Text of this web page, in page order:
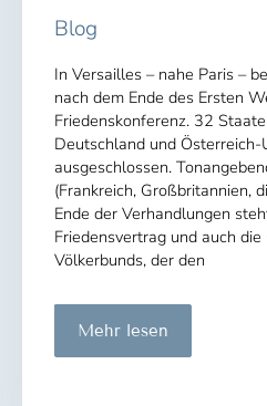
Blog
In Versailles – nahe Paris –
nach dem Ende des Ersten
Friedenskonferenz. 32
Deutschland und
ausgeschlossen.
(Frankreich, Großbritannien,
Ende der Verhandlungen
Friedensvertrag und auch
Völkerbunds, der den
Der
Vertrag
Mehr lesen